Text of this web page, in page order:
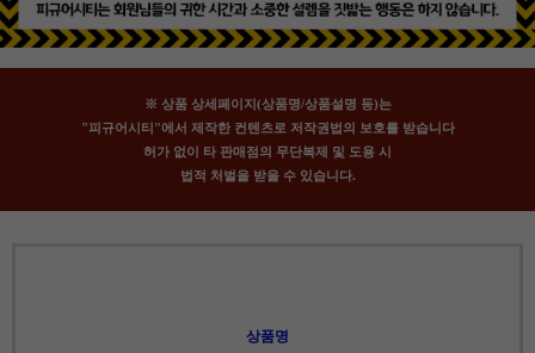
※ 상품 상세페이지(상품명/상품설명 등)는
"피규어시티"에서 제작한 컨텐츠로 저작권법의 보호를 받습니다
허가 없이 타 판매점의 무단복제 및 도용 시
법적 처벌을 받을 수 있습니다.
상품명